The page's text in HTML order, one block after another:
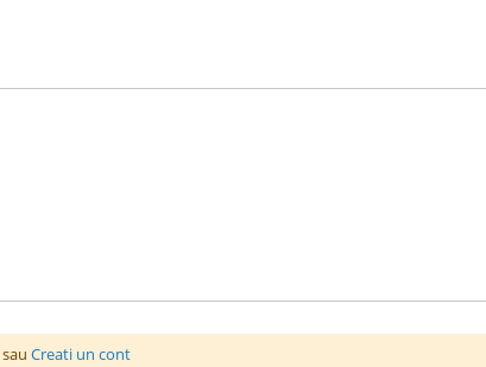
sau Creati un cont